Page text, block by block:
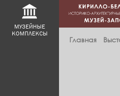
МУЗЕЙНЫЕ
КОМПЛЕКСЫ
Главная